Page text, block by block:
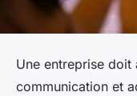
Une entreprise doit
communication et